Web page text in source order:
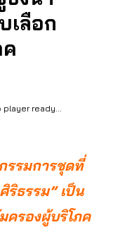
เลือก
player ready...
รรมการชุดที่
ธรรม” เป็น
ครองผู้บริโภค